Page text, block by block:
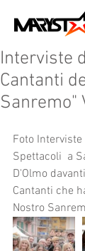
Interviste
Cantanti
Sanremo"
Foto
Spettacoli  a
D'Olmo
Cantanti che
Nostro